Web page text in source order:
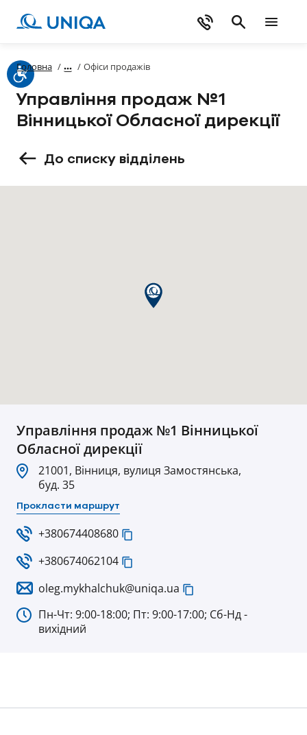
Головна / / Офіси продажів
Управління продаж №1
Вінницької Обласної дирекції
До списку відділень
Управління продаж №1 Вінницької
Обласної дирекції
21001, Вінниця, вулиця Замостянська,
буд. 35
Прокласти маршрут
+380674408680
+380674062104
oleg.mykhalchuk@uniqa.ua
Пн-Чт: 9:00-18:00; Пт: 9:00-17:00; Сб-Нд -
вихідний